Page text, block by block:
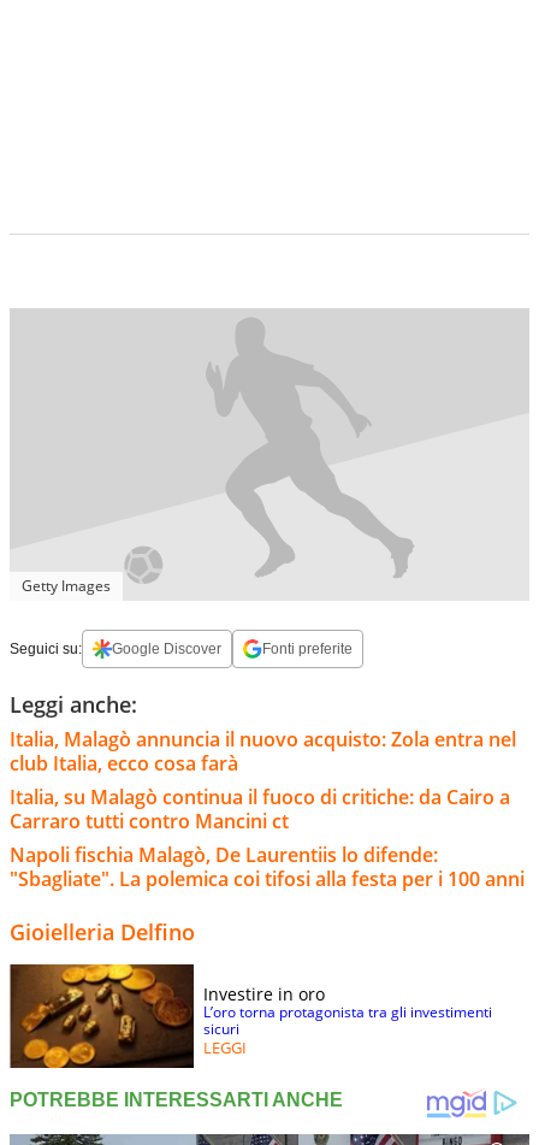
Getty Images
Seguici su: Google Discover Fonti preferite
Leggi anche:
Italia, Malagò annuncia il nuovo acquisto: Zola entra nel
club Italia, ecco cosa farà
Italia, su Malagò continua il fuoco di critiche: da Cairo a
Carraro tutti contro Mancini ct
Napoli fischia Malagò, De Laurentiis lo difende:
"Sbagliate". La polemica coi tifosi alla festa per i 100 anni
Gioielleria Delfino
Investire in oro
L’oro torna protagonista tra gli investimenti
sicuri
LEGGI